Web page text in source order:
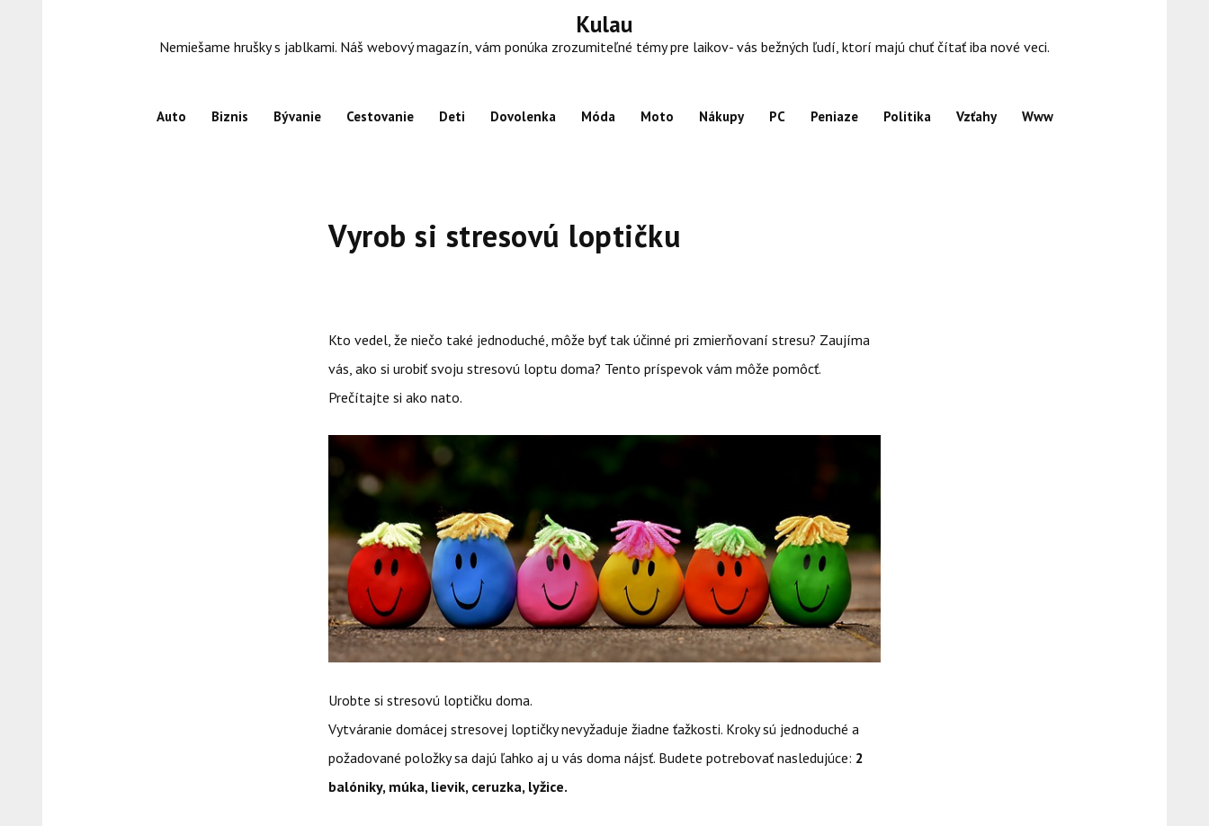
Kulau
Nemiešame hrušky s jablkami. Náš webový magazín, vám ponúka zrozumiteľné témy pre laikov- vás bežných ľudí, ktorí majú chuť čítať iba nové veci.
Auto Biznis Bývanie Cestovanie Deti Dovolenka Móda Moto Nákupy PC Peniaze Politika Vzťahy Www
Vyrob si stresovú loptičku
Kto vedel, že niečo také jednoduché, môže byť tak účinné pri zmierňovaní stresu? Zaujíma
vás, ako si urobiť svoju stresovú loptu doma? Tento príspevok vám môže pomôcť.
Prečítajte si ako nato.
Urobte si stresovú loptičku doma.
Vytváranie domácej stresovej loptičky nevyžaduje žiadne ťažkosti. Kroky sú jednoduché a
požadované položky sa dajú ľahko aj u vás doma nájsť. Budete potrebovať nasledujúce: 2
balóniky, múka, lievik, ceruzka, lyžice.